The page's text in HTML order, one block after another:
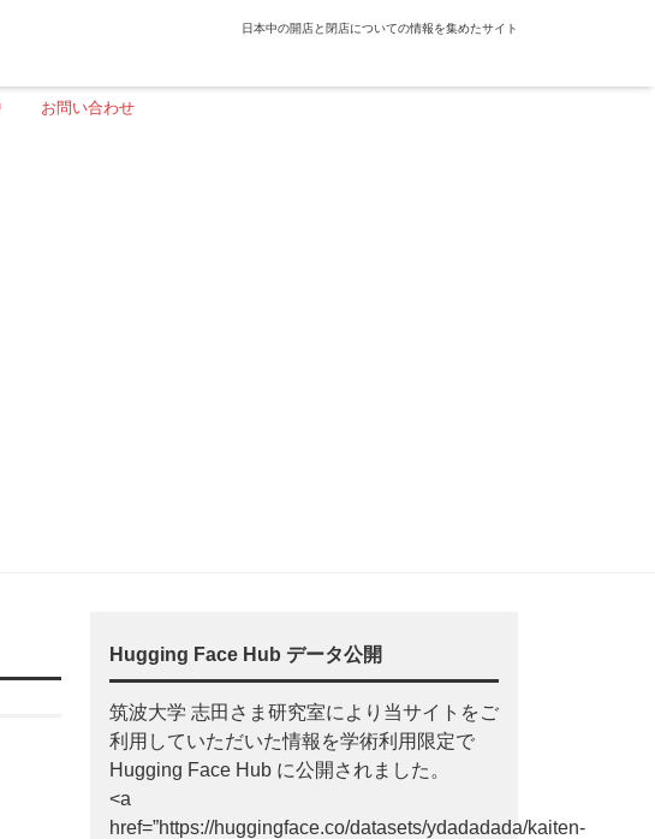
日本中の開店と閉店についての情報を集めたサイト
お問い合わせ
Hugging Face Hub データ公開
筑波大学 志田さま研究室により当サイトをご
利用していただいた情報を学術利用限定で
Hugging Face Hub に公開されました。
<a
href=”https://huggingface.co/datasets/ydadadada/kaiten-